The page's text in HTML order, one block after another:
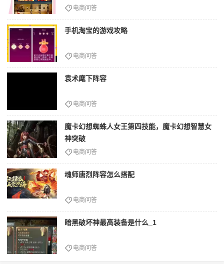
电商问答
手机淘宝的游戏攻略
电商问答
袁术麾下阵容
电商问答
魔卡幻想蜘蛛人女王第四技能，魔卡幻想智慧女
神突破
电商问答
魂师唐烈阵容怎么搭配
电商问答
暗黑破坏神最高装备是什么_1
电商问答